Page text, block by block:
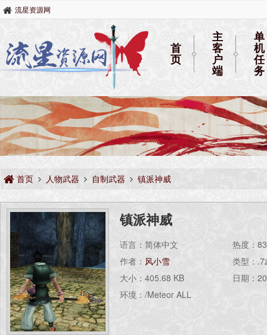
流星资源网
首
页
主
客
户
端
单
机
任
务
首页 人物武器 自制武器 镇派神威
镇派神威
语言：简体中文
作者： 风小雪
大小：405.68 KB
环境：/Meteor ALL
热度：
类型：
日期：